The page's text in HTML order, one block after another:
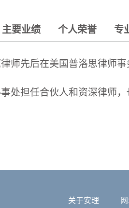
主要业绩 个人荣誉 专
师先后在美国普洛思律师
处担任合伙人和资深律师，
关于安理